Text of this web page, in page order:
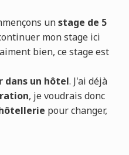
unstage de 5
mon stage ici
bien, ce stage est
dans un hôtel. J'ai déjà
, je voudrais donc
pour changer,